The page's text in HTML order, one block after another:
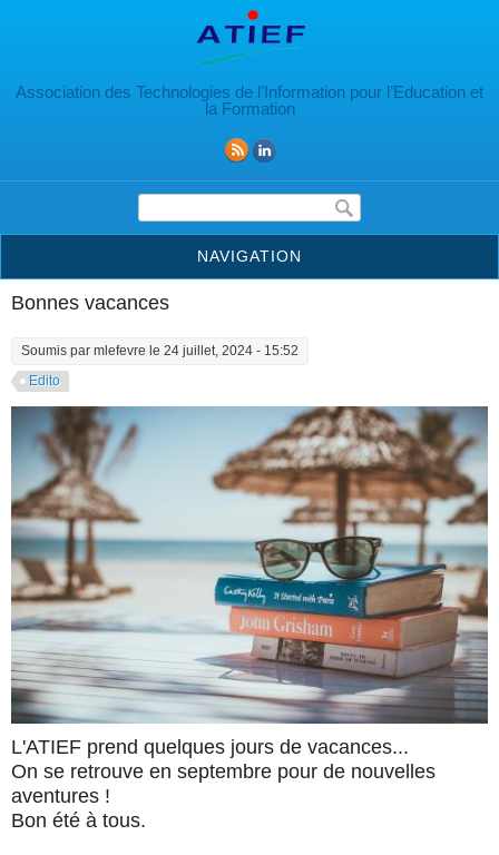
Association des Technologies de l’Information pour l’Education et
la Formation
Formulaire de recherche
NAVIGATION
Bonnes vacances
Soumis par mlefevre le 24 juillet, 2024 - 15:52
Edito
L'ATIEF prend quelques jours de vacances...
On se retrouve en septembre pour de nouvelles
aventures !
Bon été à tous.